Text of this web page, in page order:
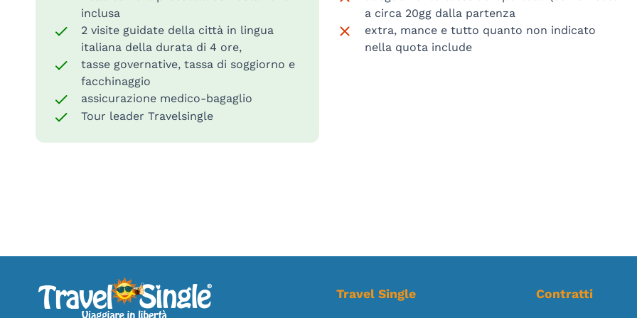
inclusa
2 visite guidate della città in lingua
italiana della durata di 4 ore,
tasse governative, tassa di soggiorno e
facchinaggio
assicurazione medico-bagaglio
Tour leader Travelsingle
a circa 20gg dalla partenza
extra, mance e tutto quanto non indicato
nella quota include
Travel Single Contratti